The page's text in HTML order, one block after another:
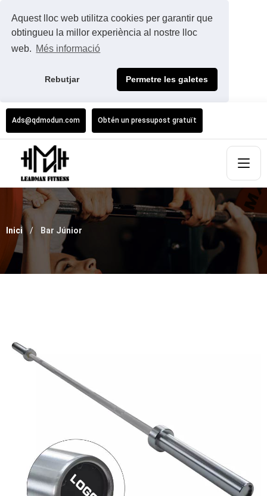
Aquest lloc web utilitza cookies per garantir que
obtingueu la millor experiència al nostre lloc
web. Més informació
Rebutjar Permetre les galetes
Ads@qdmodun.com Obtén un pressupost gratuït
Inici Bar Júnior